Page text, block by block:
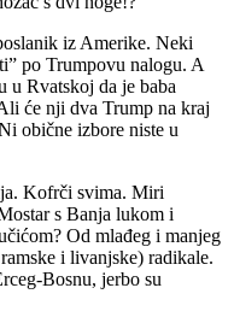
iz Amerike. Neki
po Trumpovu nalogu. A
u Rvatskoj da je baba
će nji dva Trump na kraj
obične izbore niste u
Kofrči svima. Miri
s Banja lukom i
Od mlađeg i manjeg
i livanjske) radikale.
Bosnu, jerbo su